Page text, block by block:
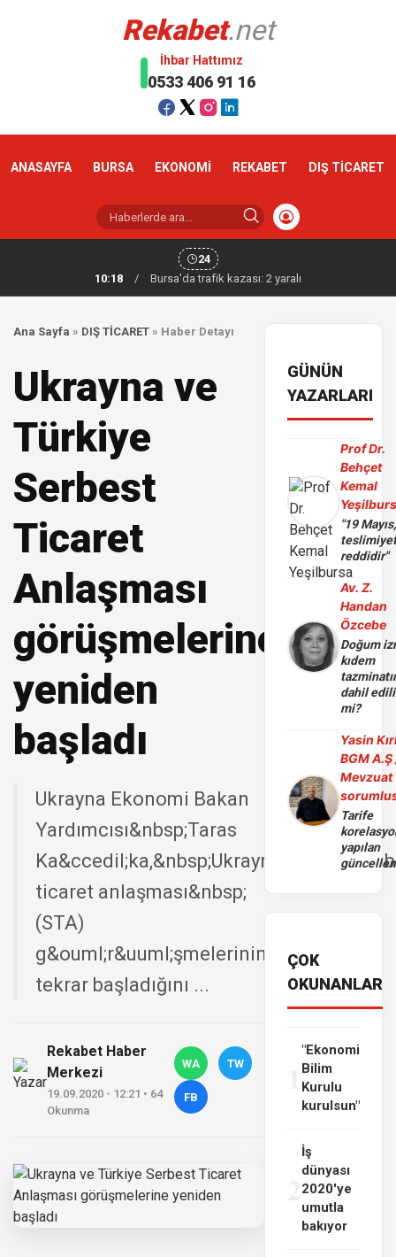
Rekabet.net
İhbar Hattımız
0533 406 91 16
ANASAYFA BURSA EKONOMİ REKABET DIŞ TİCARET
24
10:18
/ Bursa'da trafik kazası: 2 yaralı
Ana Sayfa » DIŞ TİCARET » Haber Detayı
Ukrayna ve
Türkiye
Serbest
Ticaret
Anlaşması
görüşmelerine
yeniden
başladı
Ukrayna Ekonomi Bakan
Yardımcısı&nbsp;Taras
ticaret anlaşması&nbsp;
(STA)
g&ouml;r&uuml;şmelerinin
tekrar başladığını ...
Rekabet Haber
Merkezi
19.09.2020 - 12:21 • 64
Okunma
WA TW
FB
GÜNÜN
YAZARLARI
Prof Dr.
Behçet
Kemal
"19 Mayıs,
reddidir"
Av. Z.
Handan
Özcebe
Doğum
kıdem
dahil
mi?
Yasin
BGM A.Ş
Mevzuat
Tarife
yapılan
ÇOK
OKUNANLAR
"Ekonomi
Bilim
Kurulu
kurulsun"
İş
dünyası
2020'ye
umutla
bakıyor